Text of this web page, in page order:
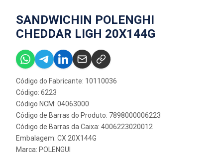
SANDWICHIN POLENGHI
CHEDDAR LIGH 20X144G
Código do Fabricante: 10110036
Código: 6223
Código NCM: 04063000
Código de Barras do Produto: 7898000006223
Código de Barras da Caixa: 4006223020012
Embalagem: CX 20X144G
Marca: POLENGUI